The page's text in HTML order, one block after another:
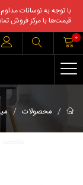
با توجه به نوسانات
قیمت‌ها با مرکز فروش
0
محصولات